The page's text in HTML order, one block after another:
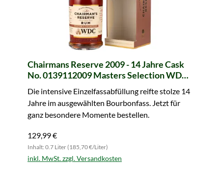
Chairmans Reserve 2009 - 14 Jahre Cask
No. 0139112009 Masters Selection WDC
Die intensive Einzelfassabfüllung reifte stolze 14
Jahre im ausgewählten Bourbonfass. Jetzt für
ganz besondere Momente bestellen.
129,99 €
Inhalt: 0.7 Liter (185,70 €/Liter)
inkl. MwSt. zzgl. Versandkosten